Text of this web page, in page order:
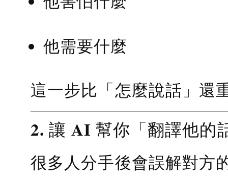
他需要什麼
這一步比「怎麼說話」還
2. 讓 AI 幫你「翻譯他的
很多人分手後會誤解對方